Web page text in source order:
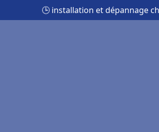
🕒 installation et dépannage